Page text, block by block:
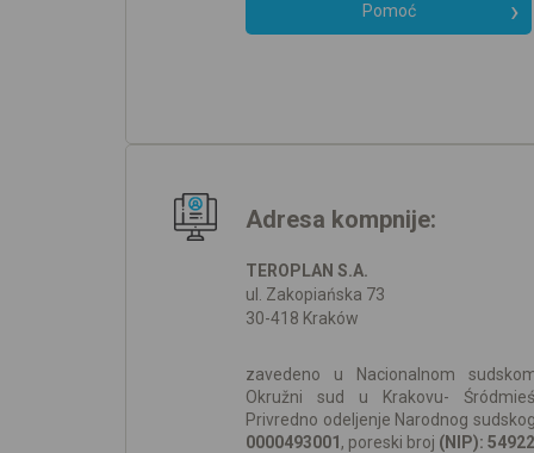
Pomoć
Adresa kompnije:
TEROPLAN S.A.
ul. Zakopiańska 73
30-418 Kraków
zavedeno u Nacionalnom
Okružni sud u Krakovu-
Privredno odeljenje Narodnog
0000493001 , poreski broj (NIP):